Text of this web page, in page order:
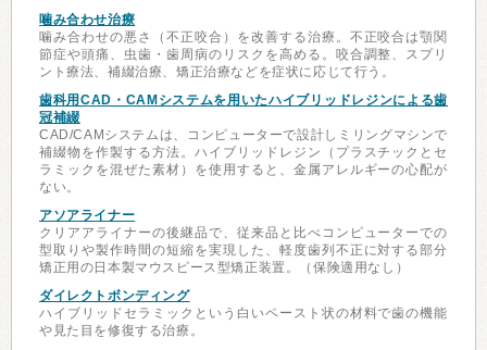
噛み合わせ治療
噛み合わせの悪さ（不正咬合）を改善する治療。不正咬合は顎関
節症や頭痛、虫歯・歯周病のリスクを高める。咬合調整、スプリ
ント療法、補綴治療、矯正治療などを症状に応じて行う。
歯科用CAD・CAMシステムを用いたハイブリッドレジンによる歯
冠補綴
CAD/CAMシステムは、コンピューターで設計しミリングマシンで
補綴物を作製する方法。ハイブリッドレジン（プラスチックとセ
ラミックを混ぜた素材）を使用すると、金属アレルギーの心配が
ない。
アソアライナー
クリアアライナーの後継品で、従来品と比べコンピューターでの
型取りや製作時間の短縮を実現した、軽度歯列不正に対する部分
矯正用の日本製マウスピース型矯正装置。（保険適用なし）
ダイレクトボンディング
ハイブリッドセラミックという白いペースト状の材料で歯の機能
や見た目を修復する治療。